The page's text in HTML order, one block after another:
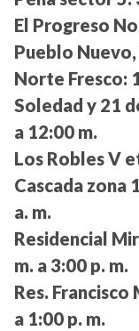
El Progreso
Pueblo
Norte Fresco:
Soledad y 21
a 12:00 m.
Los Robles V
Cascada zona
a. m.
Residencial
m. a 3:00 p. m.
Res.
a 1:00 p. m.